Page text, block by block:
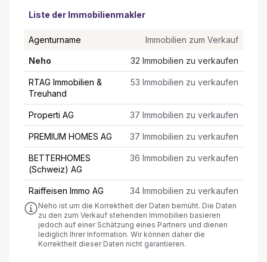
Liste der Immobilienmakler
Agenturname Immobilien zum Verkauf
Neho 32 Immobilien zu verkaufen
RTAG Immobilien &
Treuhand
53 Immobilien zu verkaufen
Properti AG 37 Immobilien zu verkaufen
PREMIUM HOMES AG 37 Immobilien zu verkaufen
BETTERHOMES
(Schweiz) AG
36 Immobilien zu verkaufen
Raiffeisen Immo AG 34 Immobilien zu verkaufen
Neho ist um die Korrektheit der Daten bemüht. Die Daten
zu den zum Verkauf stehenden Immobilien basieren
jedoch auf einer Schätzung eines Partners und dienen
lediglich Ihrer Information. Wir können daher die
Korrektheit dieser Daten nicht garantieren.